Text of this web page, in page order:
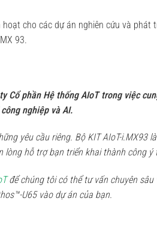
cho các dự án nghiên cứu và phát
93.
Cổ phần Hệ thống AIoT trong việc
nghiệp và AI.
yêu cầu riêng. Bộ KIT AIoT-i.MX93
lòng hỗ trợ bạn triển khai thành công ý
để chúng tôi có thể tư vấn chuyên sâu
U65 vào dự án của bạn.